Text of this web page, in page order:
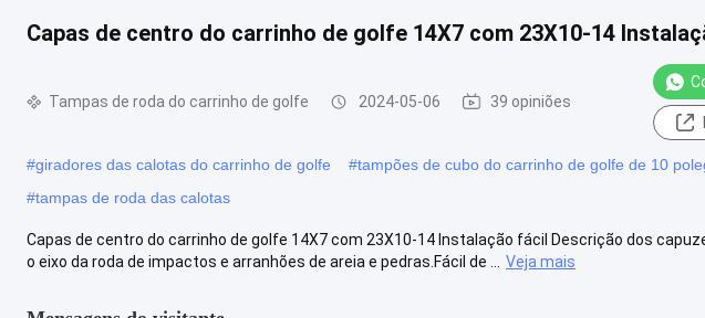
Time
Capas de centro do carrinho de golfe 14X7 com 23X10-14
Tampas de roda do carrinho de golfe 2024-05-06 39 opiniões
#giradores das calotas do carrinho de golfe #tampões de cubo do carrinho de golfe de 10
#tampas de roda das calotas
Capas de centro do carrinho de golfe 14X7 com 23X10-14 Instalação fácil Descrição dos
o eixo da roda de impactos e arranhões de areia e pedras.Fácil de ...
Veja mais